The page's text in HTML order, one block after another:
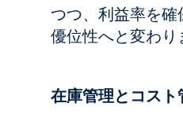
つつ、利益率を
優位性へと変わり
在庫管理とコスト